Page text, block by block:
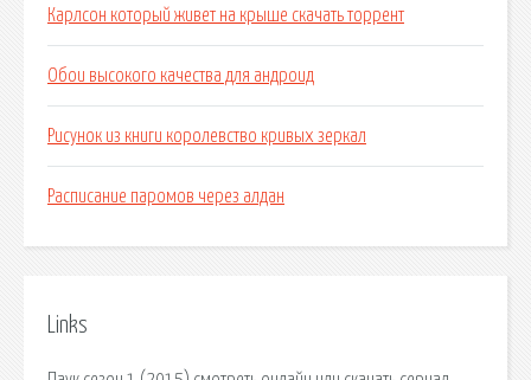
Карлсон который живет на крыше скачать торрент
Обои высокого качества для андроид
Рисунок из книги королевство кривых зеркал
Расписание паромов через алдан
Links